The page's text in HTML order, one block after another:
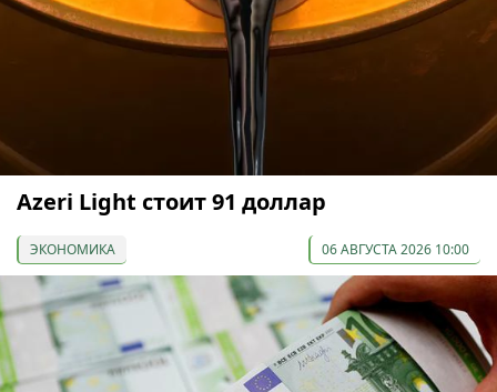
Azeri Light стоит 91 доллар
ЭКОНОМИКА 06 АВГУСТА 2026 10:00